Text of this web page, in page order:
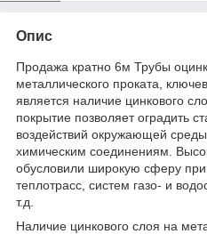
Опис
Продажа кратно 6м Трубы
металлического проката,
является наличие цинкового
покрытие позволяет оградить
воздействий окружающей среды
химическим соединениям.
обусловили широкую сферу
теплотрасс, систем газо- и
т.д.
Наличие цинкового слоя на